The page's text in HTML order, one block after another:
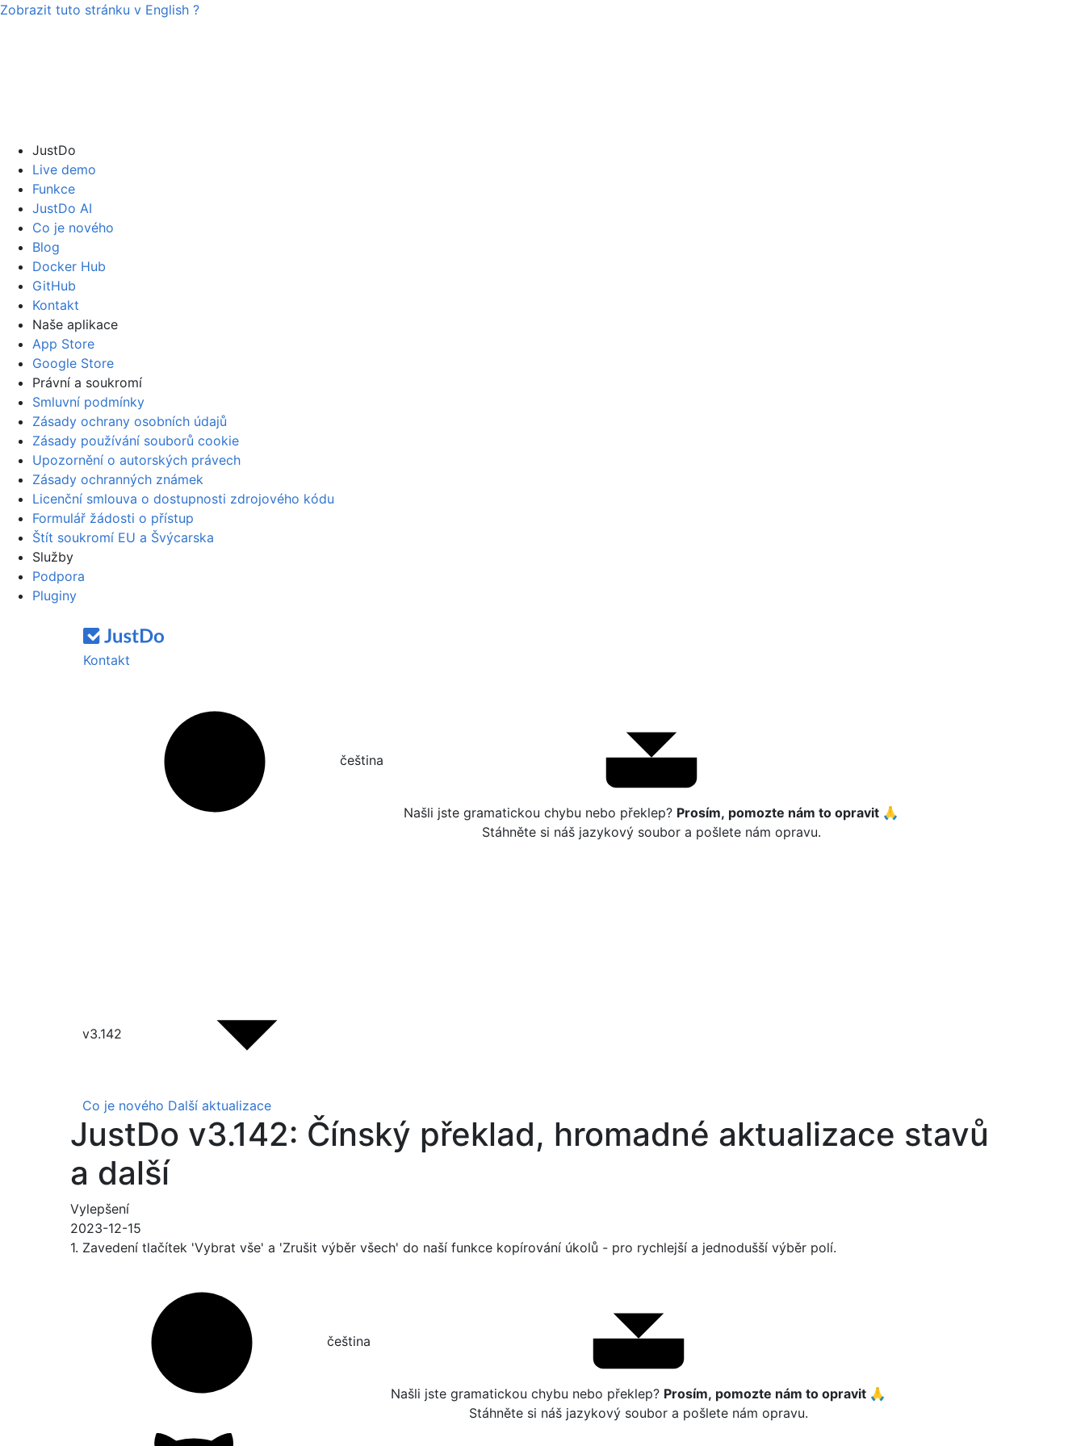
Zobrazit tuto stránku v English ?
JustDo
Live demo
Funkce
JustDo AI
Co je nového
Blog
Docker Hub
GitHub
Kontakt
Naše aplikace
App Store
Google Store
Právní a soukromí
Smluvní podmínky
Zásady ochrany osobních údajů
Zásady používání souborů cookie
Upozornění o autorských právech
Zásady ochranných známek
Licenční smlouva o dostupnosti zdrojového kódu
Formulář žádosti o přístup
Štít soukromí EU a Švýcarska
Služby
Podpora
Pluginy
Kontakt
čeština‎
Našli jste gramatickou chybu nebo překlep? Prosím, pomozte nám to opravit 🙏
Stáhněte si náš jazykový soubor a pošlete nám opravu.
v3.142
Co je nového Další aktualizace
JustDo v3.142: Čínský překlad, hromadné aktualizace stavů
a další
Vylepšení
2023-12-15
1. Zavedení tlačítek 'Vybrat vše' a 'Zrušit výběr všech' do naší funkce kopírování úkolů - pro rychlejší a jednodušší výběr polí.
čeština‎
Našli jste gramatickou chybu nebo překlep? Prosím, pomozte nám to opravit 🙏
Stáhněte si náš jazykový soubor a pošlete nám opravu.